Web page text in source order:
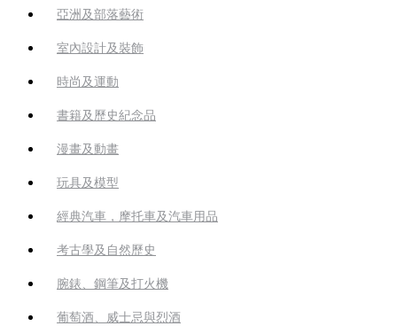
亞洲及部落藝術
室內設計及裝飾
時尚及運動
書籍及歷史紀念品
漫畫及動畫
玩具及模型
經典汽車，摩托車及汽車用品
考古學及自然歷史
腕錶、鋼筆及打火機
葡萄酒、威士忌與烈酒